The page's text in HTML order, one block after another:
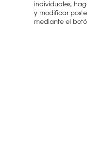
2026 © Copyright
individuales,
y modificar
mediante el